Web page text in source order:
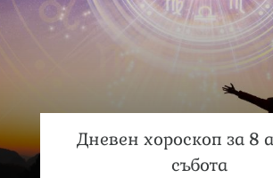
Дневен хороскоп за 8
събота